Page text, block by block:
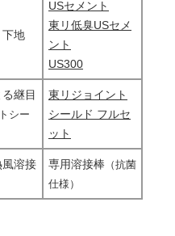
下地
USセメント
東リ低臭USセメ
ント
US300
継目
シー
東リジョイント
シールド フルセ
ット
溶接
専用溶接棒 （抗菌
仕様）